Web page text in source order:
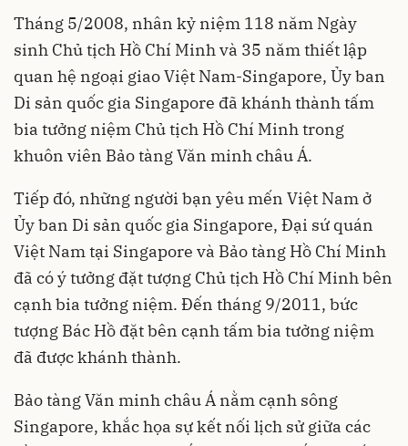
Tháng 5/2008, nhân kỷ niệm 118 năm Ngày
sinh Chủ tịch Hồ Chí Minh và 35 năm thiết lập
quan hệ ngoại giao Việt Nam-Singapore, Ủy ban
Di sản quốc gia Singapore đã khánh thành tấm
bia tưởng niệm Chủ tịch Hồ Chí Minh trong
khuôn viên Bảo tàng Văn minh châu Á.
Tiếp đó, những người bạn yêu mến Việt Nam ở
Ủy ban Di sản quốc gia Singapore, Đại sứ quán
Việt Nam tại Singapore và Bảo tàng Hồ Chí Minh
đã có ý tưởng đặt tượng Chủ tịch Hồ Chí Minh bên
cạnh bia tưởng niệm. Đến tháng 9/2011, bức
tượng Bác Hồ đặt bên cạnh tấm bia tưởng niệm
đã được khánh thành.
Bảo tàng Văn minh châu Á nằm cạnh sông
Singapore, khắc họa sự kết nối lịch sử giữa các